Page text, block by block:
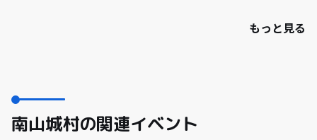
もっと見る
南山城村の関連イベント